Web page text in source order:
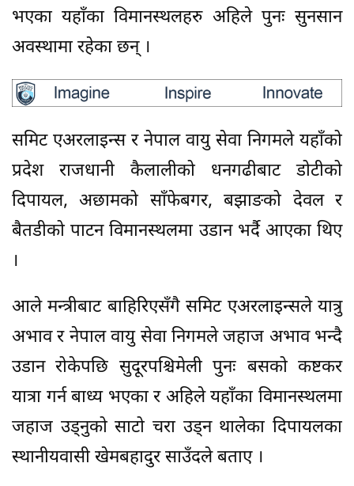
भएका यहाँका विमानस्थलहरु अहिले पुनः सुनसान
अवस्थामा रहेका छन् ।
समिट एअरलाइन्स र नेपाल वायु सेवा निगमले यहाँको
प्रदेश राजधानी कैलालीको धनगढीबाट डोटीको
दिपायल, अछामको साँफेबगर, बझाङको देवल र
बैतडीको पाटन विमानस्थलमा उडान भर्दै आएका थिए
।
आले मन्त्रीबाट बाहिरिएसँगै समिट एअरलाइन्सले यात्रु
अभाव र नेपाल वायु सेवा निगमले जहाज अभाव भन्दै
उडान रोकेपछि सुदूरपश्चिमेली पुनः बसको कष्टकर
यात्रा गर्न बाध्य भएका र अहिले यहाँका विमानस्थलमा
जहाज उड्नुको साटो चरा उड्न थालेका दिपायलका
स्थानीयवासी खेमबहादुर साउँदले बताए ।